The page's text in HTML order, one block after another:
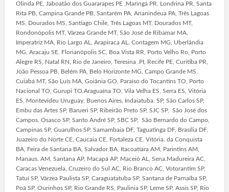
Olinda PE, Jaboatão dos Guararapes PE ,Maringá PR, Londrina PR, Santa
Rita PB, Campina Grande PB, Santarém PA, Ananindeua PA, Três Lagoas
MS, Dourados MS, Santiago Chile, Três Lagoas MT, Dourados MT,
Rondonópolis MT, Várzea Grande MT, São José de Ribamar MA,
Imperatriz MA, Rio Largo AL, Arapiraca AL, Contagem MG, Uberlândia
MG, Aracaju SE. Florianópolis SC, Boa Vista RR, Porto Velho Ro, Porto
Alegre RS, Natal RN, Rio de Janeiro, Teresina .PI, Recife PE, Curitiba PR,
João Pessoa PB, Belém PA, Belo Horizonte MG, Campo Grande MS.
Cuiabá MT, São Luís MA, Goiânia GO, Paraíso do Tocantins TO, Porto
Nacional TO, Gurupi TO.Araguaína TO, Vila Velha ES, Serra ES, Vitória
ES, Montevideu Uruguay, Buenos Aires, Indaiatuba. SP, São Carlos SP,
Embu das Artes SP, Barueri SP, Ribeirão Preto SP, SJC SP, São José dos
Campos. Osasco SP, Santo André SP, SBC SP, São Bernardo do Campo,
Campinas SP, Guarulhos SP. Samambaia DF, Taguatinga DF, Brasília DF,
Juazeiro do Norte CE, Caucaia CE, Fortaleza CE. Vitória. da Conquista
BA, Feira de Santana BA, Salvador BA, Itacoatiara AM, Parintins AM,
Manaus. AM, Santana AP, Macapá AP, Maceió AL, Sena.Madureira AC,
Caracas Venezuela, Cruzeiro do Sul AC, Rio Branco AC, Votorantim SP,
Tatuí SP, Várzea Paulista SP, Caraguatatuba SP, Santana de Parnaíba SP,
Poá SP, Ourinhos SP, Rio Grande RS, Paulinia SP, Leme SP, Assis SP, Rio